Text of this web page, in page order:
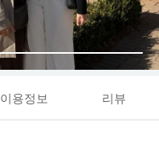
이용정보 리뷰